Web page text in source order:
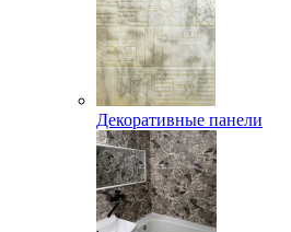
Декоративные панели